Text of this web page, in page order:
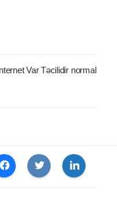
Var Təcilidir normal